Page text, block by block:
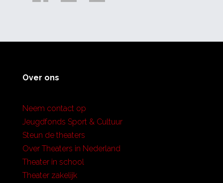
Over ons
Neem contact op
Jeugdfonds Sport & Cultuur
Steun de theaters
Over Theaters in Nederland
Theater in school
Theater zakelijk